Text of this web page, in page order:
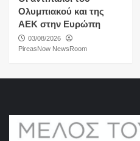
Ολυμπιακού και της
ΑΕΚ στην Ευρώπη
03/08/2026
PireasNow NewsRoom